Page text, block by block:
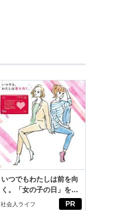
PR
いつでもわたしは前を向
く。「女の子の日」を前
向きに♪社会人エリ・大
社会人ライフ